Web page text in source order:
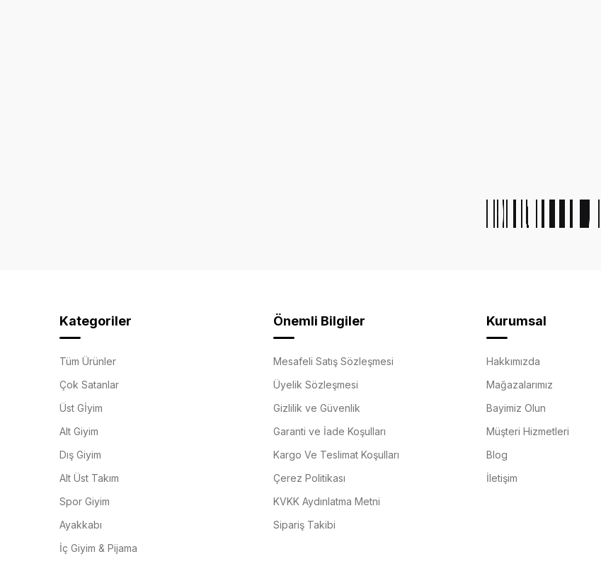
Kategoriler
Tüm Ürünler
Çok Satanlar
Üst Gİyim
Alt Giyim
Dış Giyim
Alt Üst Takım
Spor Giyim
Ayakkabı
İç Giyim & Pijama
Önemli Bilgiler
Mesafeli Satış Sözleşmesi
Üyelik Sözleşmesi
Gizlilik ve Güvenlik
Garanti ve İade Koşulları
Kargo Ve Teslimat Koşulları
Çerez Politikası
KVKK Aydınlatma Metni
Sipariş Takibi
Kurumsal
Hakkımızda
Mağazalarımız
Bayimiz Olun
Müşteri Hizmetleri
Blog
İletişim